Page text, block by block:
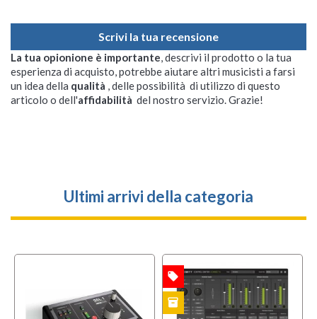
Scrivi la tua recensione
La tua opionione è importante, descrivi il prodotto o la tua
esperienza di acquisto, potrebbe aiutare altri musicisti a farsi
un idea della qualità , delle possibilità di utilizzo di questo
articolo o dell'affidabilità del nostro servizio. Grazie!
Ultimi arrivi della categoria
local_offer
B-STOCK inventory